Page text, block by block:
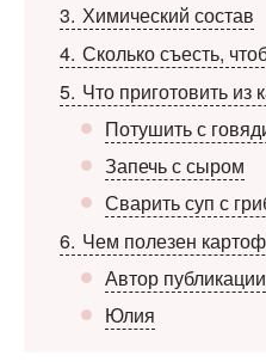
3 Химический состав
4 Сколько съесть,
5 Что приготовить из
Потушить с
Запечь с сыром
Сварить суп с
6 Чем полезен
Автор публикации
Юлия